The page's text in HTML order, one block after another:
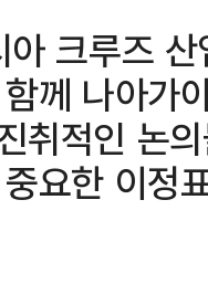
크루즈
께 나아가
취적인 논
요한 이정